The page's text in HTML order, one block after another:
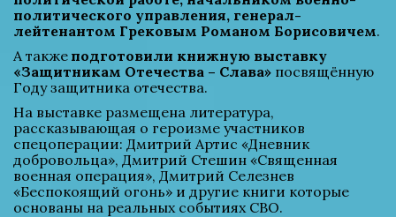
политического управления, генерал-
лейтенантом Грековым Романом Борисовичем.
А также подготовили книжную выставку
«Защитникам Отечества – Слава» посвящённую
Году защитника отечества.
На выставке размещена литература,
рассказывающая о героизме участников
спецоперации: Дмитрий Артис «Дневник
добровольца», Дмитрий Стешин «Священная
военная операция», Дмитрий Селезнев
«Беспокоящий огонь» и другие книги которые
основаны на реальных событиях СВО.